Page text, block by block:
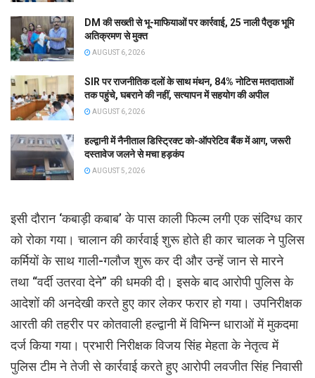
DM की सख्ती से भू-माफियाओं पर कार्रवाई, 25 नाली पैतृक भूमि
अतिक्रमण से मुक्त
AUGUST 6, 2026
SIR पर राजनीतिक दलों के साथ मंथन, 84% नोटिस मतदाताओं
तक पहुंचे, घबराने की नहीं, सत्यापन में सहयोग की अपील
AUGUST 6, 2026
हल्द्वानी में नैनीताल डिस्ट्रिक्ट को-ऑपरेटिव बैंक में आग, जरूरी
दस्तावेज जलने से मचा हड़कंप
AUGUST 5, 2026
इसी दौरान ‘कबाड़ी कबाब’ के पास काली फिल्म लगी एक संदिग्ध कार
को रोका गया। चालान की कार्रवाई शुरू होते ही कार चालक ने पुलिस
कर्मियों के साथ गाली-गलौज शुरू कर दी और उन्हें जान से मारने
तथा “वर्दी उतरवा देने” की धमकी दी। इसके बाद आरोपी पुलिस के
आदेशों की अनदेखी करते हुए कार लेकर फरार हो गया। उपनिरीक्षक
आरती की तहरीर पर कोतवाली हल्द्वानी में विभिन्न धाराओं में मुकदमा
दर्ज किया गया। प्रभारी निरीक्षक विजय सिंह मेहता के नेतृत्व में
पुलिस टीम ने तेजी से कार्रवाई करते हुए आरोपी लवजीत सिंह निवासी